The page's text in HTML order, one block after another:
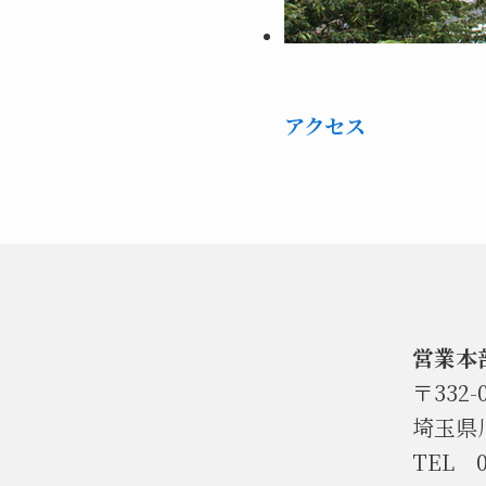
アクセス
営業本
〒
埼玉
TEL